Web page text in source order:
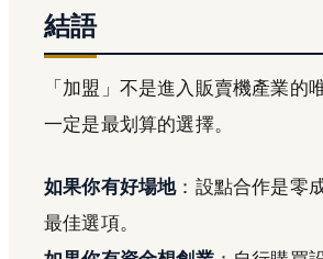
結語
「加盟」不是進入販賣機產業的
一定是最划算的選擇。
如果你有好場地：設點合作是零
最佳選項。